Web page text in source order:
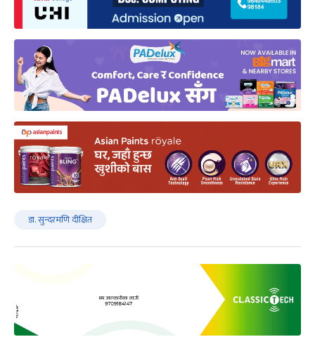
डा. सुन्दरमणि दीक्षित